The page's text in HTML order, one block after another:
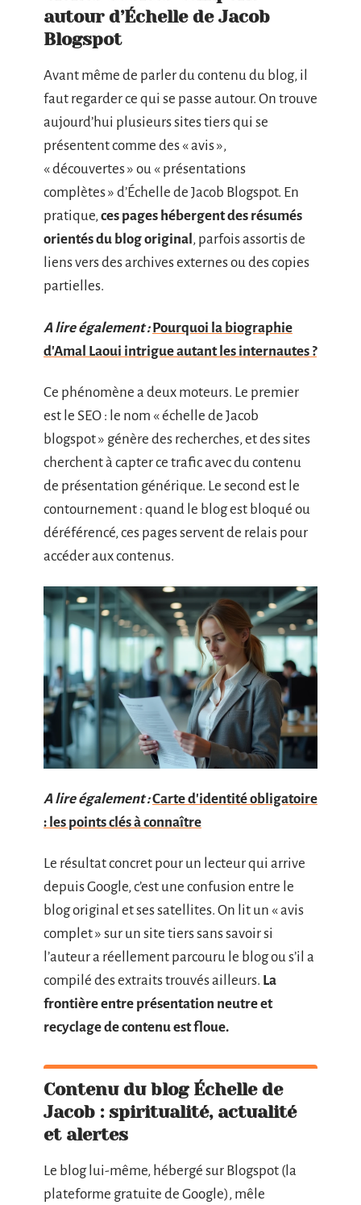
autour d’Échelle de Jacob
Blogspot
Avant même de parler du contenu du blog, il
faut regarder ce qui se passe autour. On trouve
aujourd’hui plusieurs sites tiers qui se
présentent comme des « avis »,
« découvertes » ou « présentations
complètes » d’Échelle de Jacob Blogspot. En
pratique,ces pages hébergent des résumés
orientés du blog original, parfois assortis de
liens vers des archives externes ou des copies
partielles.
A lire également : Pourquoi la biographie
d'Amal Laoui intrigue autant les internautes ?
Ce phénomène a deux moteurs. Le premier
est le SEO : le nom « échelle de Jacob
blogspot » génère des recherches, et des sites
cherchent à capter ce trafic avec du contenu
de présentation générique. Le second est le
contournement : quand le blog est bloqué ou
déréférencé, ces pages servent de relais pour
accéder aux contenus.
A lire également :Carte d'identité obligatoire
: les points clés à connaître
Le résultat concret pour un lecteur qui arrive
depuis Google, c’est une confusion entre le
blog original et ses satellites. On lit un « avis
complet » sur un site tiers sans savoir si
l’auteur a réellement parcouru le blog ou s’il a
compilé des extraits trouvés ailleurs. La
frontière entre présentation neutre et
recyclage de contenu est floue.
Contenu du blog Échelle de
Jacob : spiritualité, actualité
et alertes
Le blog lui-même, hébergé sur Blogspot (la
plateforme gratuite de Google), mêle